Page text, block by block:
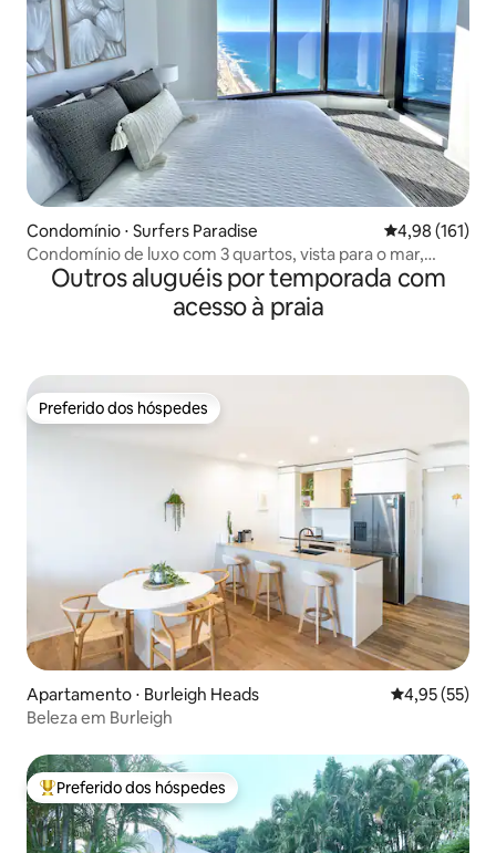
Condomínio ⋅ Surfers Paradise 4,98 de uma
4,98 (161)
Condomínio de luxo com 3 quartos, vista para o mar,
piscinas e spa
Outros aluguéis por temporada com
acesso à praia
Preferido dos hóspedes
Preferido dos hóspedes
Apartamento ⋅ Burleigh Heads 4,95 de uma
4,95 (55)
Beleza em Burleigh
Entre os melhores preferidos dos hóspedes
Preferido dos hóspedes